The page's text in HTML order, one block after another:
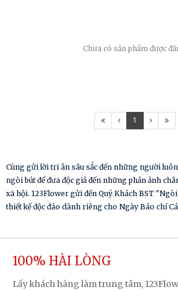
Chưa có sản phẩm được
1
Cùng gửi lời tri ân sâu sắc đến những người
ngòi bút để đưa độc giả đến những phản ảnh
xã hội. 123Flower gửi đến Quý Khách BST
thiết kế độc đáo dành riêng cho Ngày Báo chí
100% HÀI LÒNG
Lấy khách hàng làm trung tâm,